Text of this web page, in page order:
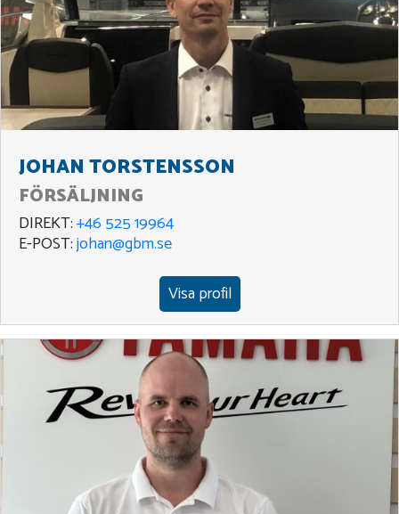
JOHAN TORSTENSSON
FÖRSÄLJNING
DIREKT:+46 525 19964
E-POST:johan@gbm.se
Visa profil